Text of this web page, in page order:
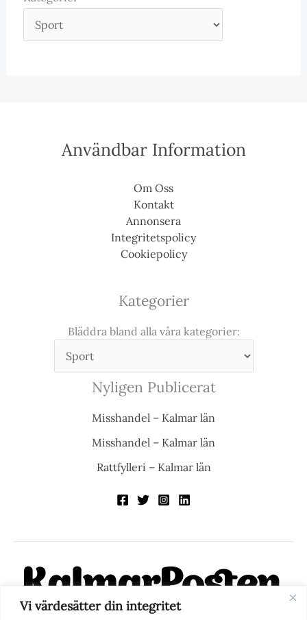
Vi värdesätter din integritet
Användbar Information
Om Oss
Kontakt
Annonsera
Integritetspolicy
Cookiepolicy
Kategorier
Bläddra bland alla våra kategorier:
Nyligen Publicerat
Misshandel – Kalmar län
Misshandel – Kalmar län
Rattfylleri – Kalmar län
KalmarPosten är en modern lokalnyhetstidning på nätet. Med